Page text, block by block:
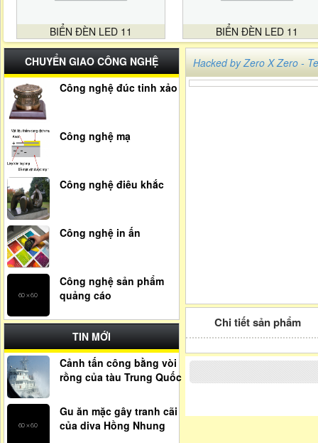
BIỂN ĐÈN LED 11 BIỂN ĐÈN LED 11
CHUYỂN GIAO CÔNG NGHỆ
Công nghệ đúc tinh xảo
Công nghệ mạ
Công nghệ điêu khắc
Công nghệ in ấn
Công nghệ sản phẩm
quảng cáo
TIN MỚI
Cảnh tấn công bằng vòi
rồng của tàu Trung Quốc
Gu ăn mặc gây tranh cãi
của diva Hồng Nhung
Hacked by Zero X Zero -
Chi tiết sản phẩm